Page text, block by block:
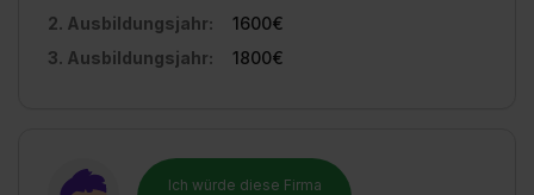
2. Ausbildungsjahr:
1600€
3. Ausbildungsjahr:
1800€
Ich würde diese Firma